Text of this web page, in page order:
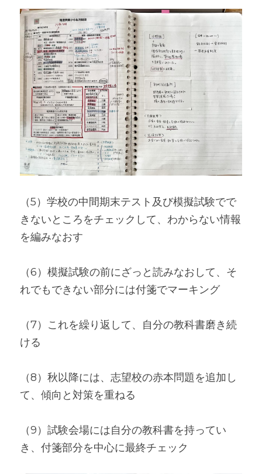
（5）学校の中間期末テスト及び模擬試験でで
きないところをチェックして、わからない情報
を編みなおす
（6）模擬試験の前にざっと読みなおして、そ
れでもできない部分には付箋でマーキング
（7）これを繰り返して、自分の教科書磨き続
ける
（8）秋以降には、志望校の赤本問題を追加し
て、傾向と対策を重ねる
（9）試験会場には自分の教科書を持ってい
き、付箋部分を中心に最終チェック